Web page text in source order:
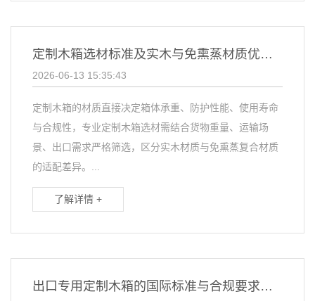
定制木箱选材标准及实木与免熏蒸材质优劣对比？
2026-06-13 15:35:43
定制木箱的材质直接决定箱体承重、防护性能、使用寿命
与合规性，专业定制木箱选材需结合货物重量、运输场
景、出口需求严格筛选，区分实木材质与免熏蒸复合材质
的适配差异。...
了解详情 +
出口专用定制木箱的国际标准与合规要求有哪些？